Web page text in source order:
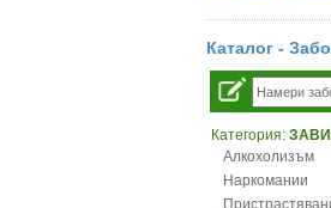
Каталог -
Категория:
Алкохолизъм
Наркомании